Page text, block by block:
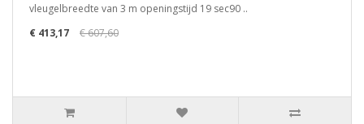
vleugelbreedte van 3 m openingstijd 19 sec90 ..
€ 413,17
€ 607,60